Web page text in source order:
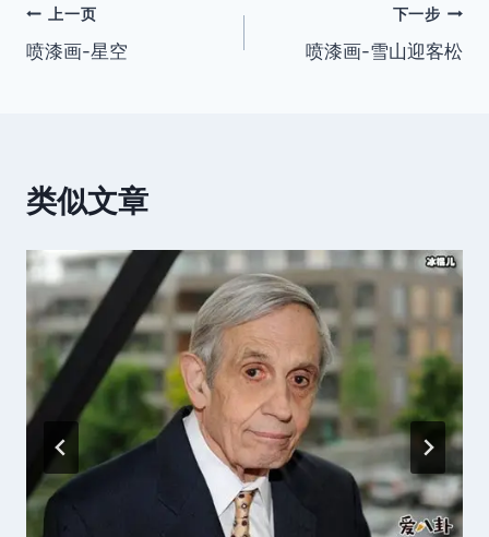
文
章
上一页
喷漆画-星空
下一步
喷漆画-雪山迎客松
类似文章